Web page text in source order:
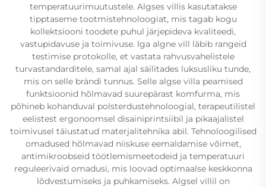
temperatuurimuutustele. Algses villis kasutatakse
tipptaseme tootmistehnoloogiat, mis tagab kogu
kollektsiooni toodete puhul järjepideva kvaliteedi,
vastupidavuse ja toimivuse. Iga algne vill läbib rangeid
testimise protokolle, et vastata rahvusvahelistele
turvastandarditele, samal ajal säilitades luksusliku tunde,
mis on selle brändi tunnus. Selle algse villa peamised
funktsioonid hõlmavad suurepärast komfurma, mis
põhineb kohanduval polsterdustehnoloogial, terapeutilistel
eelistest ergonoomsel disainiprintsiibil ja pikaajalistel
toimivusel täiustatud materjalitehnika abil. Tehnoloogilised
omadused hõlmavad niiskuse eemaldamise võimet,
antimikroobseid töötlemismeetodeid ja temperatuuri
reguleerivaid omadusi, mis loovad optimaalse keskkonna
lõdvestumiseks ja puhkamiseks. Algsel villil on